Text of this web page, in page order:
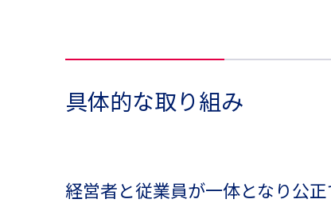
具体的な取り組み
経営者と従業員が一体となり公